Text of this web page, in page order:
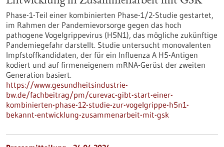
Phase-1-Teil einer kombinierten Phase-1/2-Studie gestartet,
im Rahmen der Pandemievorsorge gegen das hoch
pathogene Vogelgrippevirus (H5N1), das mögliche zukünftige
Pandemiegefahr darstellt. Studie untersucht monovalenten
Impfstoffkandidaten, der für ein Influenza A H5-Antigen
kodiert und auf firmeneigenem mRNA-Gerüst der zweiten
Generation basiert.
https://www.gesundheitsindustrie-
bw.de/fachbeitrag/pm/curevac-gibt-start-einer-
kombinierten-phase-12-studie-zur-vogelgrippe-h5n1-
bekannt-entwicklung-zusammenarbeit-mit-gsk